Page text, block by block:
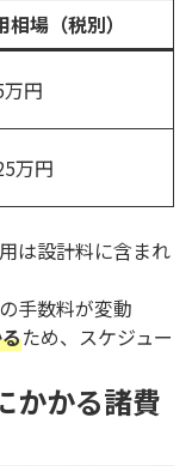
相場 （税別）
円
万円
は設計料に含まれ
手数料が変動
ため、スケジュー
かかる諸費